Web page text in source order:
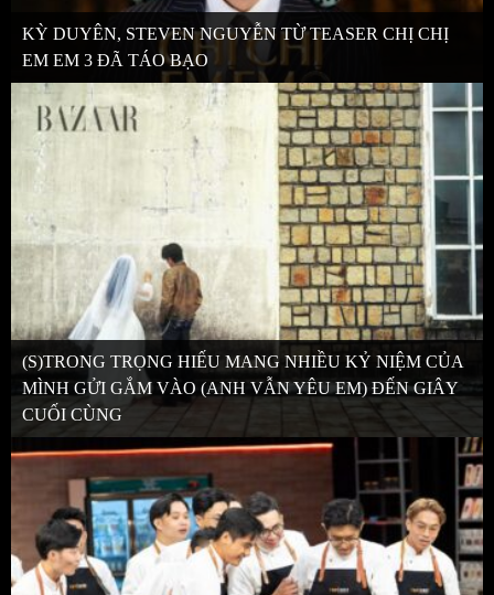
KỲ DUYÊN, STEVEN NGUYỄN TỪ TEASER CHỊ CHỊ
EM EM 3 ĐÃ TÁO BẠO
(S)TRONG TRỌNG HIẾU MANG NHIỀU KỶ NIỆM CỦA
MÌNH GỬI GẮM VÀO (ANH VẪN YÊU EM) ĐẾN GIÂY
CUỐI CÙNG